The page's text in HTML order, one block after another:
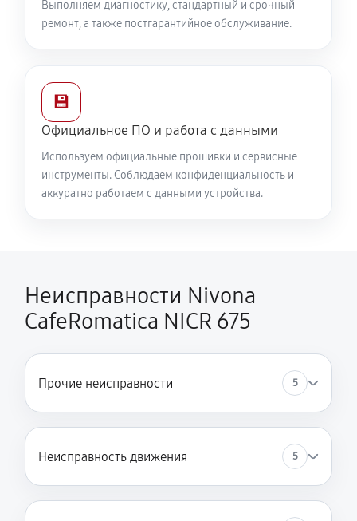
Выполняем диагностику, стандартный и срочный
ремонт, а также постгарантийное обслуживание.
💾
Официальное ПО и работа с данными
Используем официальные прошивки и сервисные
инструменты. Соблюдаем конфиденциальность и
аккуратно работаем с данными устройства.
Неисправности Nivona
CafeRomatica NICR 675
Прочие неисправности 5
Неисправность движения 5